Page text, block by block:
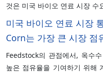
것은 미국 바이오 연료 시장 수
미국 바이오 연료 시장
Corn는 가장 큰 시장 점
Feedstock의 관점에서, 옥수
높은 점유율을 기여하기 위해